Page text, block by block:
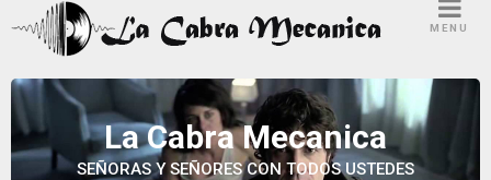
content
MENU
La Cabra Mecanica
SEÑORAS Y SEÑORES CON TODOS USTEDES